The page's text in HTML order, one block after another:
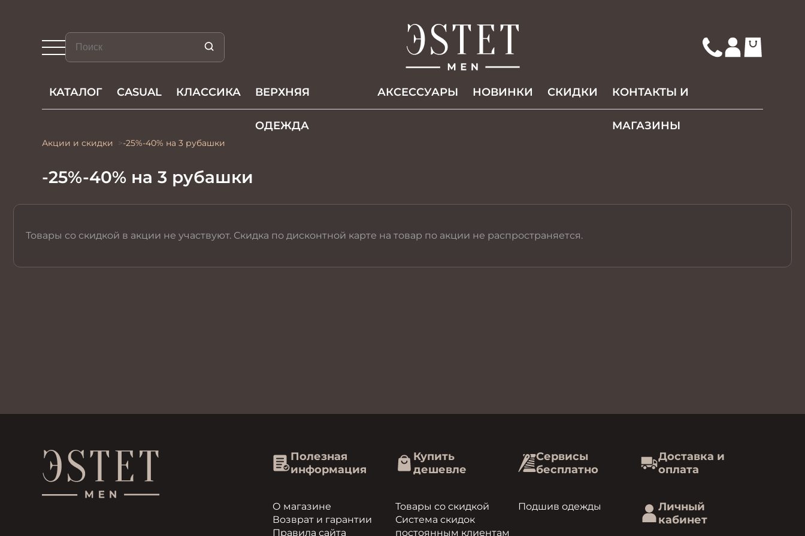
КАТАЛОГ CASUAL КЛАССИКА ВЕРХНЯЯ
ОДЕЖДА
АКCЕССУАРЫ НОВИНКИ СКИДКИ КОНТАКТЫ И
МАГАЗИНЫ
Акции и скидки -25%-40% на 3 рубашки
-25%-40% на 3 рубашки
Товары со скидкой в акции не участвуют. Скидка по дисконтной карте на товар по акции не распространяется.
Полезная
информация
О магазине
Возврат и гарантии
Правила сайта
Купить
дешевле
Товары со скидкой
Система скидок
постоянным клиентам
Сервисы
бесплатно
Подшив одежды
Доставка и
оплата
Личный
кабинет